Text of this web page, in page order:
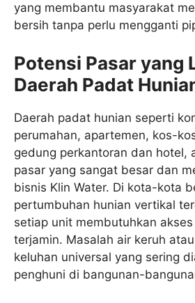
yang membantu masyarakat
bersih tanpa perlu mengganti
Potensi Pasar yang
Daerah Padat
Daerah padat hunian seperti
perumahan, apartemen, kos-
gedung perkantoran dan hotel,
pasar yang sangat besar dan
bisnis Klin Water. Di kota-kota
pertumbuhan hunian vertikal
setiap unit membutuhkan
terjamin. Masalah air keruh
keluhan universal yang sering
penghuni di bangunan-